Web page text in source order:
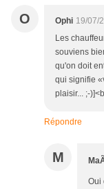
O Ophi 19/07/
Les
souviens
qu'on doit
qui signifie
plaisir... ;-
Répondre
M
Oui